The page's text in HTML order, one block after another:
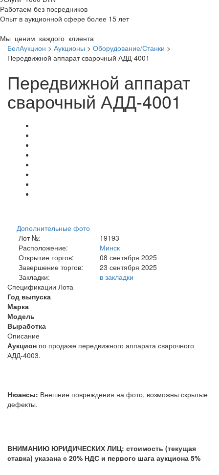
Работаем без посредников
Опыт в аукционной сфере более 15 лет
Мы ценим каждого клиента
БелАукцион > Аукционы > Оборудование/Станки >
Передвижной аппарат сварочный АДД-4001
Передвижной аппарат
сварочный АДД-4001
Дополнительные фото
Лот №:
19193
Расположение:
Минск
Открытие торгов:
08 сентября 2025
Завершение торгов:
23 сентября 2025
Закладки:
в закладки
Спецификации Лота
Год выпуска
Марка
Модель
Выработка
Описание
Аукцион по продаже передвижного аппарата сварочного
АДД-4003.
Нюансы: Внешние повреждения на фото, возможны скрытые
дефекты.
ВНИМАНИЮ ЮРИДИЧЕСКИХ ЛИЦ: стоимость (текущая
ставка) указана с 20% НДС и первого шага аукциона 5%